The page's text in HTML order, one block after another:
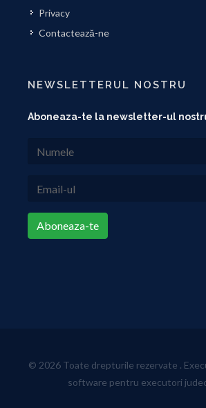
Privacy
Contactează-ne
NEWSLETTERUL NOSTRU
Aboneaza-te la newsletter-ul
Aboneaza-te
© 2026 Toate drepturile rezervate .
software pentru executori